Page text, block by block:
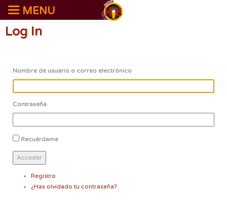
MENU
Log In
Nombre de usuario o correo electrónico
Contraseña
Recuérdame
Acceder
Registro
¿Has olvidado tu contraseña?